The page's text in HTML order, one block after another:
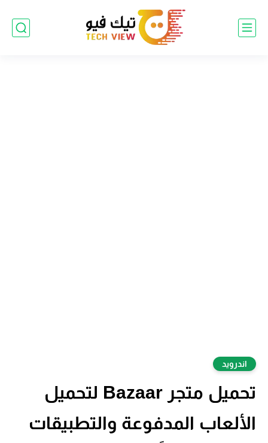
اندرويد
تحميل متجر Bazaar لتحميل
الألعاب المدفوعة والتطبيقات